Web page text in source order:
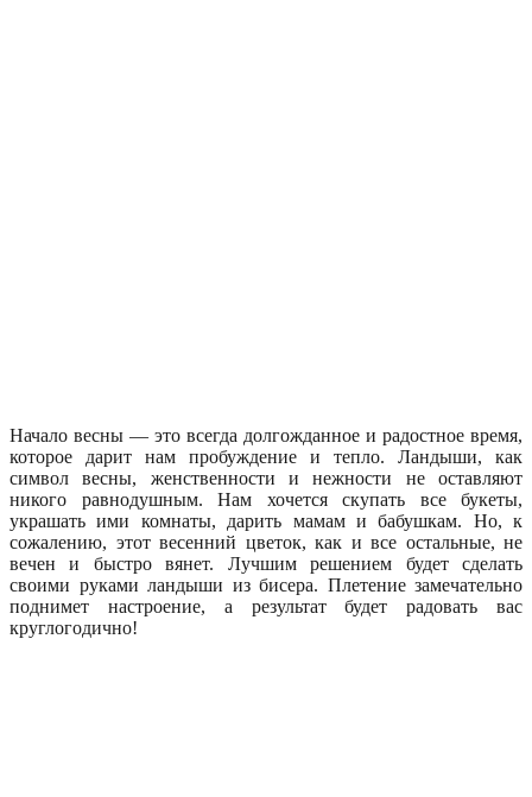
Начало весны — это всегда долгожданное и радостное время,
которое дарит нам пробуждение и тепло. Ландыши, как
символ весны, женственности и нежности не оставляют
никого равнодушным. Нам хочется скупать все букеты,
украшать ими комнаты, дарить мамам и бабушкам. Но, к
сожалению, этот весенний цветок, как и все остальные, не
вечен и быстро вянет. Лучшим решением будет сделать
своими руками ландыши из бисера. Плетение замечательно
поднимет настроение, а результат будет радовать вас
круглогодично!